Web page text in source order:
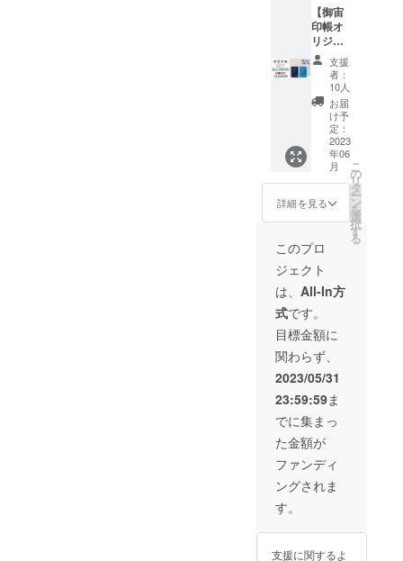
長4,600
㎜×幅
1,840㎜
×全高
1,720
㎜）の
駐車ス
ペース
が必要
となり
ます ・
開催地
域に
よって
は別途
交通費
が発生
いたし
ます ※
蛇腹式
40か所
朱印可
能 ※表
面保護
用透明
ビニー
ルカ
バー付
※天井プ
ラネタ
リウム
の日時
は、別
途調整
させて
ネタリ
工衛星
かる
た 読
札、取
札合計
50枚）
◆天井
プラネ
タリウ
ム実施
に必要
な条件
・部屋
のサイ
ズは6畳
以上～
学校の
教室位
のサイ
ズまで
・天井
の高さ
は２ｍ
以上７
ｍ以下
・コン
セント
を１つ
お借り
します
・可能
な限り
部屋が
暗くな
るのが
ルなど
かる
た 読
札、取
札合計
50枚）
◆オン
ライン
プラネ
タリウ
ム番組
エンド
ロール
へのお
名前掲
載 ・
備考欄
に希望
するお
名前を
お書き
くださ
い ・
ご支援
頂きま
した方
のお名
前、所
属団体
のお名
前の掲
載を想
定して
おりま
す。
・ロ
タをご
カバー
付 ※数
量限
定 20
セット
小さい
サイズ
の御朱
印帳と
同じ大
きさで
す。
早期割
引・数
量限定
セット
です。
（御宙
印帳
162mm
x 横112
ｍｍ x
厚さ140
ｍｍ
重さ約
ジナル
カー
縦
50mm
x 横
70mm
） ※蛇
腹式40
か所朱
※表面保
護用透
明ビ
ニール
カバー
付 小さ
いサイ
と同じ
大きさ
カーx1
枚 数
量限定
割引
セッ
ト』 御
宙印帳
（ダー
クブ
ルー）
と（ス
カイブ
ルー）
の２冊
リジナ
ルス
テッ
カーの
数量限
定割引
セット
です。
（御宙
印帳
縦
162mm
x 横112
ｍｍ x
厚さ140
ｍｍ
重さ約
150g）
ステッ
カー
【御宙
印帳オ
リジナ
ル+人工
衛星か
るた】
『御宙
印帳
（ダー
クブ
ルー）
（スカ
イブ
ルー）
ｘ各1冊
+オリジ
ナルス
テッ
カーx1
枚+人工
衛星か
るたx1
セッ
ト』 御
宙印帳
（ダー
クブ
ルー）
と（ス
カイブ
ルー）
の２冊
セット
と、オ
テッ
支援
者：
10人
お届
け予
定：
2023
年06
月
詳細を見る
こ
の
リ
タ
ー
ン
を
選
択
す
る
このプロ
ジェクト
は、 All-In方
式です。
目標金額に
関わらず、
2023/05/31
23:59:59ま
でに集まっ
た金額が
ファンディ
ングされま
す。
支援に関するよ